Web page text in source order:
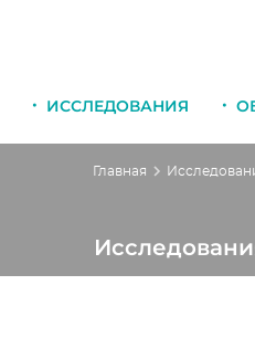
ИССЛЕДОВАНИЯ
Главная